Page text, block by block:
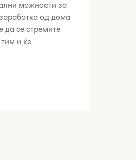
можности за
од дома
се стремите
и ќе